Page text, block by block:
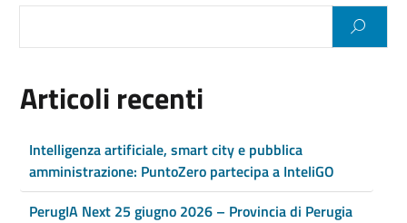
Articoli recenti
Intelligenza artificiale, smart city e pubblica
amministrazione: PuntoZero partecipa a InteliGO
PerugIA Next 25 giugno 2026 – Provincia di Perugia